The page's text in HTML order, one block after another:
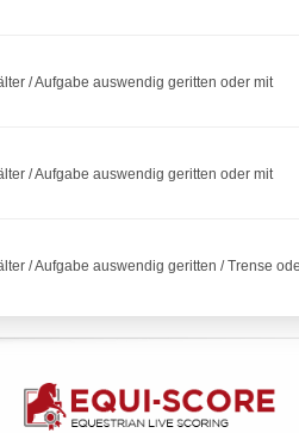
/ Aufgabe auswendig geritten oder mit
/ Aufgabe auswendig geritten oder mit
/ Aufgabe auswendig geritten / Trense